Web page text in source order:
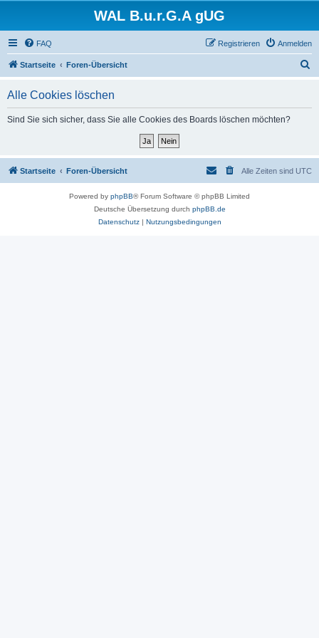
WAL B.u.r.G.A gUG
FAQ Anmelden
Registrieren
Startseite Foren-Übersicht
Alle Cookies löschen
Sind Sie sich sicher, dass Sie alle Cookies des Boards löschen möchten?
Startseite Foren-Übersicht Alle Zeiten sind UTC
Powered by phpBB® Forum Software © phpBB Limited
Deutsche Übersetzung durch phpBB.de
Datenschutz| Nutzungsbedingungen